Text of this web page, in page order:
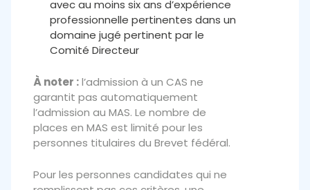
avec au moins six ans d’expérience
professionnelle pertinentes dans un
domaine jugé pertinent par le
Comité Directeur
À noter :l’admission à un CAS ne
garantit pas automatiquement
l’admission au MAS. Le nombre de
places en MAS est limité pour les
personnes titulaires du Brevet fédéral.
Pour les personnes candidates qui ne